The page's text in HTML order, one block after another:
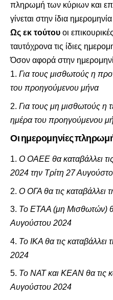
πληρωμή των κύριων και
γίνεται στην ίδια
Ως εκ τούτου οι
ταυτόχρονα τις ίδιες
Όσον αφορά στην
Για τους μισθωτούς η
του προηγούμενου μήνα
Για τους μη μισθωτούς η
ημέρα του προηγούμενου
Οι ημερομηνίες
Ο ΟΑΕΕ θα καταβάλλει
2024 την Τρίτη 27
Ο ΟΓΑ θα τις καταβάλλει
Το ΕΤΑΑ (μη Μισθωτών) θα
Αυγούστου 2024
Το ΙΚΑ θα τις
2024
Το ΝΑΤ και ΚΕΑΝ θα τις
Αυγούστου 2024